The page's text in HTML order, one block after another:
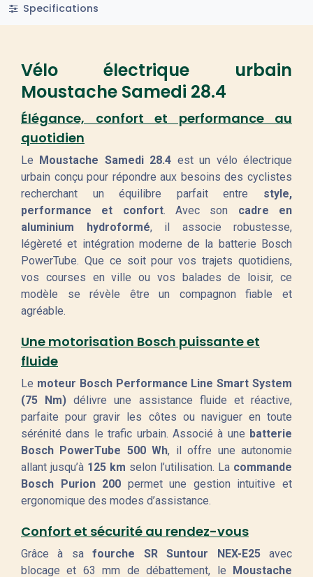
Specifications
Vélo électrique urbain
Moustache Samedi 28.4
Élégance, confort et performance au
quotidien
Le Moustache Samedi 28.4 est un vélo électrique
urbain conçu pour répondre aux besoins des cyclistes
recherchant un équilibre parfait entre style,
performance et confort. Avec son cadre en
aluminium hydroformé, il associe robustesse,
légèreté et intégration moderne de la batterie Bosch
PowerTube. Que ce soit pour vos trajets quotidiens,
vos courses en ville ou vos balades de loisir, ce
modèle se révèle être un compagnon fiable et
agréable.
Une motorisation Bosch puissante et
fluide
Le moteur Bosch Performance Line Smart System
(75 Nm) délivre une assistance fluide et réactive,
parfaite pour gravir les côtes ou naviguer en toute
sérénité dans le trafic urbain. Associé à une batterie
Bosch PowerTube 500 Wh, il offre une autonomie
allant jusqu’à 125 km selon l’utilisation. La commande
Bosch Purion 200 permet une gestion intuitive et
ergonomique des modes d’assistance.
Confort et sécurité au rendez-vous
Grâce à safourche SR Suntour NEX-E25avec
blocage et 63 mm de débattement, le Moustache